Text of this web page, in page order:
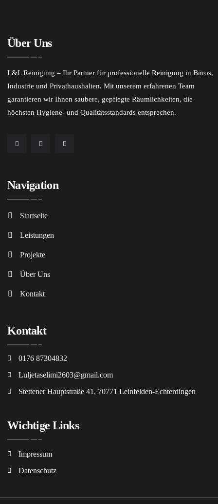
Über Uns
L&L Reinigung – Ihr Partner für professionelle Reinigung in Büros,
Industrie und Privathaushalten. Mit unserem erfahrenen Team
garantieren wir Ihnen saubere, gepflegte Räumlichkeiten, die
höchsten Hygiene- und Qualitätsstandards entsprechen.
Navigation
Startseite
Leistungen
Projekte
Über Uns
Kontakt
Kontakt
0176 87304832
Luljetaselimi2603@gmail.com
Stettener Hauptstraße 41, 70771 Leinfelden-Echterdingen
Wichtige Links
Impressum
Datenschutz